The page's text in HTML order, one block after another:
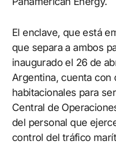
El enclave, que está
que separa a ambos
inaugurado el 26 de
Argentina, cuenta con
habitacionales para
Central de
del personal que
control del tráfico